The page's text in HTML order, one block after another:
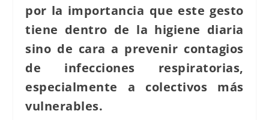
por la importancia que este gesto
tiene dentro de la higiene diaria
sino de cara a prevenir contagios
de infecciones respiratorias,
especialmente a colectivos más
vulnerables.